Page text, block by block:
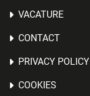
VACATURE
CONTACT
PRIVACY POLICY
COOKIES